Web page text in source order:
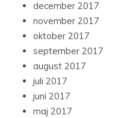
december 2017
november 2017
oktober 2017
september 2017
august 2017
juli 2017
juni 2017
maj 2017